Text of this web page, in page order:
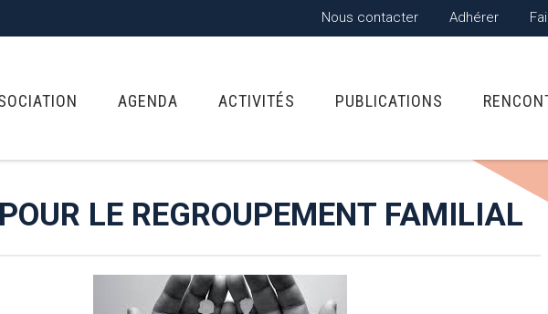
Nous contacter Adhérer
AGENDA ACTIVITÉS PUBLICATIONS
LE REGROUPEMENT FAMILIAL